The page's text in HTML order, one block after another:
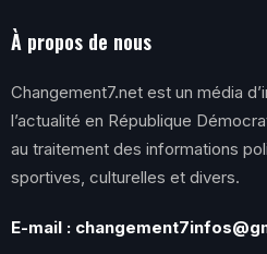
À propos de nous
Changement7.net est un média
l’actualité en République
au traitement des informations
sportives, culturelles et divers.
E-mail :